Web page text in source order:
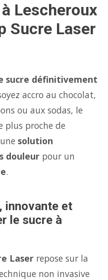
Lescheroux
Sucre Laser
sucre définitivement
accro au chocolat,
ou aux sodas, le
plus proche de
solution
douleur pour un
.
innovante et
le sucre à
Laser repose sur la
non invasive